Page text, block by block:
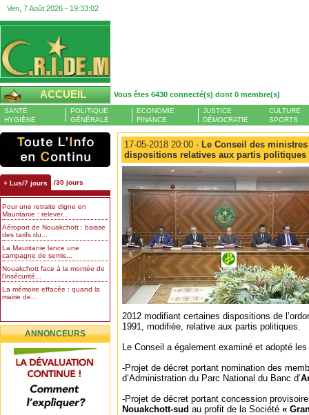
Ven, 7 Août 2026 - 19:33:03
ACCUEIL Vous êtes 6430 connecté(s) dont 0 membre(s)
SANTÉ
HYGIÈNE
POLITIQUE
GÉNÉRALE
ECONOMIE
FINANCE
JUSTICE
DÉMOCRATIE
CULTURE
SPORTS
+ Lus/7 jours /30 jours
Pour une retraite digne en
Mauritanie : relever...
Aéroport de Nouakchott : baisse
des tarifs du...
La Mauritanie lance une
campagne de semis...
Nouakchott face à la montée de
l’insécurité...
La mémoire effacée : quand la
mairie de...
ANNONCEURS
17-05-2018 20:00 - Le Conseil des
dispositions relatives aux partis politiques
2012 modifiant certaines dispositions de
1991, modifiée, relative aux partis politiques.
Le Conseil a également examiné et adopté
-Projet de décret portant nomination des
d’Administration du Parc National du Banc d’
-Projet de décret portant concession
Nouakchott-sud au profit de la Société «